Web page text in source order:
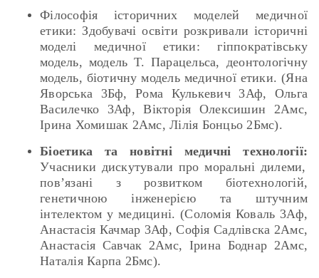
Філософія історичних моделей медичної
етики: Здобувачі освіти розкривали історичні
моделі медичної етики: гіппократівську
модель, модель Т. Парацельса, деонтологічну
модель, біотичну модель медичної етики. (Яна
Яворська 3Бф, Рома Кулькевич 3Аф, Ольга
Василечко 3Аф, Вікторія Олексишин 2Амс,
Ірина Хомишак 2Амс, Лілія Бонцьо 2Бмс).
Біоетика та новітні медичні технології:
Учасники дискутували про моральні дилеми,
пов’язані з розвитком біотехнологій,
генетичною інженерією та штучним
інтелектом у медицині. (Соломія Коваль 3Аф,
Анастасія Качмар 3Аф, Софія Садлівска 2Амс,
Анастасія Савчак 2Амс, Ірина Боднар 2Амс,
Наталія Карпа 2Бмс).